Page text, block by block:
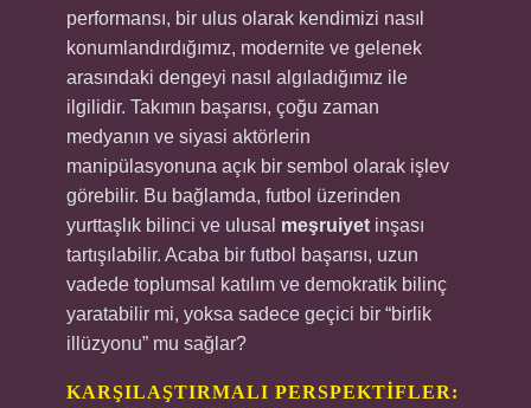
performansı, bir ulus olarak kendimizi nasıl
konumlandırdığımız, modernite ve gelenek
arasındaki dengeyi nasıl algıladığımız ile
ilgilidir. Takımın başarısı, çoğu zaman
medyanın ve siyasi aktörlerin
manipülasyonuna açık bir sembol olarak işlev
görebilir. Bu bağlamda, futbol üzerinden
yurttaşlık bilinci ve ulusal meşruiyet inşası
tartışılabilir. Acaba bir futbol başarısı, uzun
vadede toplumsal katılım ve demokratik bilinç
yaratabilir mi, yoksa sadece geçici bir “birlik
illüzyonu” mu sağlar?
KARŞILAŞTIRMALI PERSPEKTIFLER: